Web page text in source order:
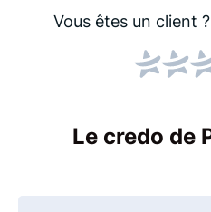
Vous êtes un client ?
Le credo de